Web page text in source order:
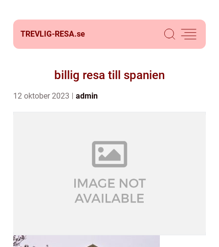
TREVLIG-RESA.se
billig resa till spanien
12 oktober 2023 admin